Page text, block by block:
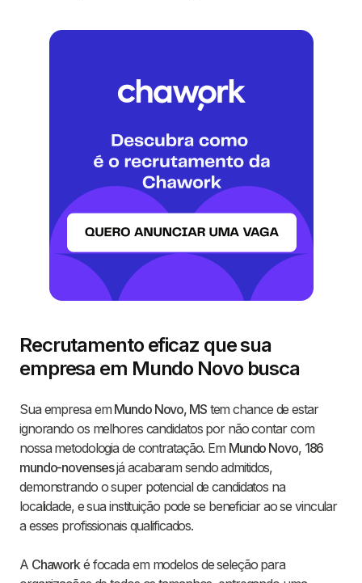
Recrutamento eficaz que sua
empresa em Mundo Novo busca
Sua empresa em Mundo Novo, MStem chance de estar
ignorando os melhores candidatos por não contar com
nossa metodologia de contratação. Em Mundo Novo, 186
mundo-novensesjá acabaram sendo admitidos,
demonstrando o super potencial de candidatos na
localidade, e sua instituição pode se beneficiar ao se vincular
a esses profissionais qualificados.
A Chaworké focada em modelos de seleção para